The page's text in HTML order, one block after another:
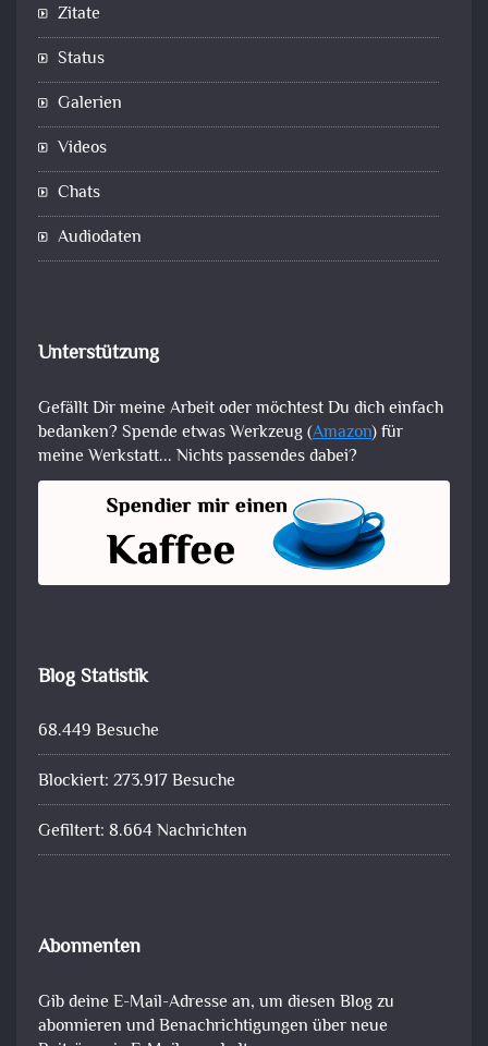
Zitate
Status
Galerien
Videos
Chats
Audiodaten
Unterstützung
Gefällt Dir meine Arbeit oder möchtest Du dich einfach
bedanken? Spende etwas Werkzeug (Amazon) für
meine Werkstatt... Nichts passendes dabei?
Blog Statistik
68.449 Besuche
Blockiert: 273.917 Besuche
Gefiltert: 8.664 Nachrichten
Abonnenten
Gib deine E-Mail-Adresse an, um diesen Blog zu
abonnieren und Benachrichtigungen über neue